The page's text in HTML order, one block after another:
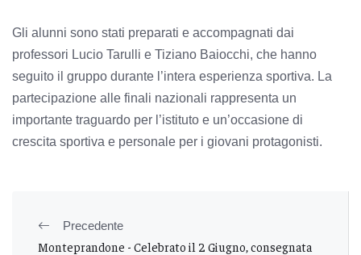
Gli alunni sono stati preparati e accompagnati dai
professori Lucio Tarulli e Tiziano Baiocchi, che hanno
seguito il gruppo durante l’intera esperienza sportiva. La
partecipazione alle finali nazionali rappresenta un
importante traguardo per l’istituto e un’occasione di
crescita sportiva e personale per i giovani protagonisti.
Precedente
Monteprandone - Celebrato il 2 Giugno, consegnata